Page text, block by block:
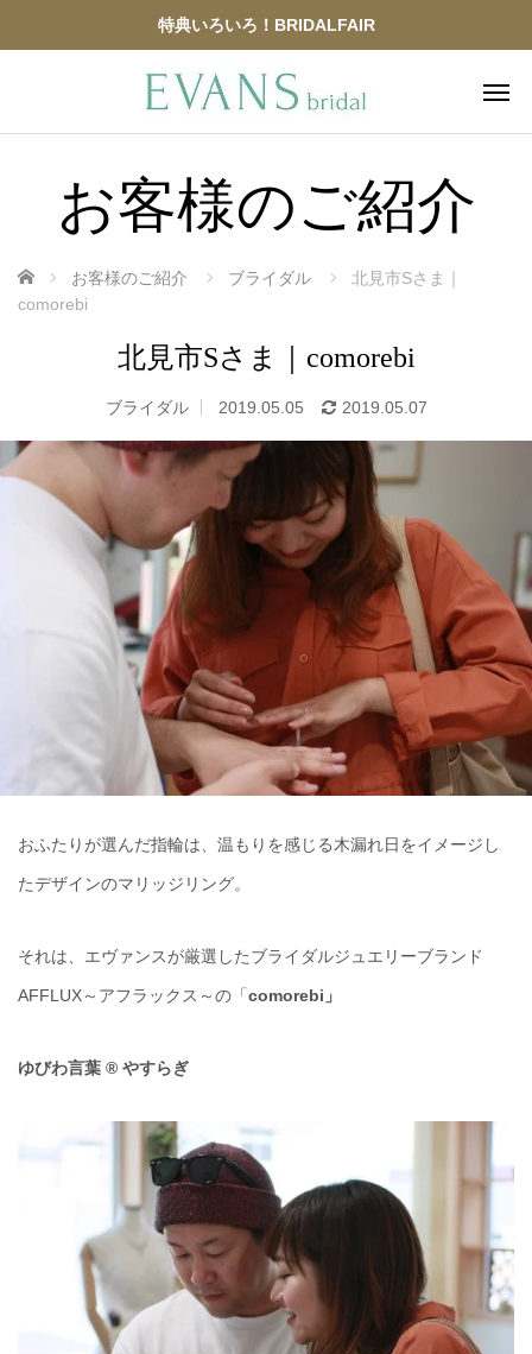
特典いろいろ！BRIDALFAIR
お客様のご紹介
ホーム お客様のご紹介 ブライダル
北見市Sさま｜
comorebi
北見市Sさま｜comorebi
ブライダル 2019.05.05 2019.05.07
おふたりが選んだ指輪は、温もりを感じる木漏れ日をイメージし
たデザインのマリッジリング。
それは、エヴァンスが厳選したブライダルジュエリーブランド
AFFLUX～アフラックス～の「 comorebi」
ゆびわ言葉 ® やすらぎ